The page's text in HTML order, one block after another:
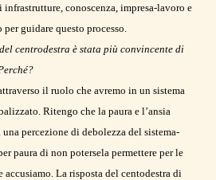
infrastrutture, conoscenza, impresa-lavoro e
guidare questo processo.
centrodestra è stata più convincente di
il ruolo che avremo in un sistema
Ritengo che la paura e l’ansia
percezione di debolezza del sistema-
paura di non potersela permettere per le
accusiamo. La risposta del centodestra di